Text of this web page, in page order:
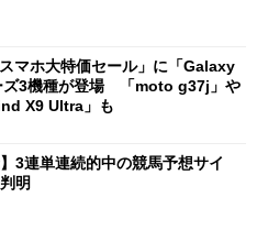
マホ大特価セール」に「Galaxy
ズ3機種が登場 「moto g37j」や
X9 Ultra」も
】3連単連続的中の競馬予想サイ
明